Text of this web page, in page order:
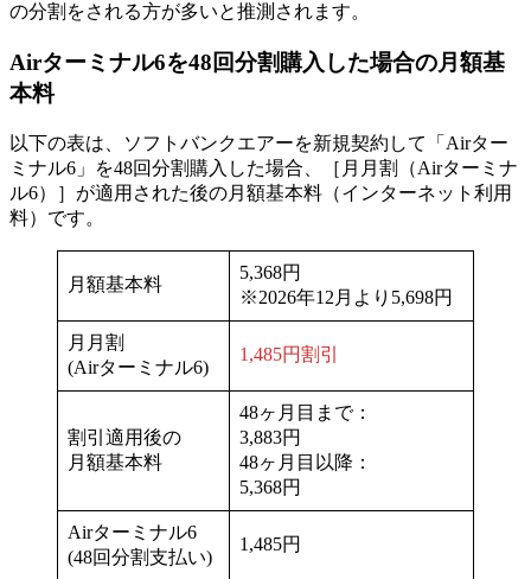
の分割をされる方が多いと推測されます。
Airターミナル6を48回分割購入した場合の月額基
本料
以下の表は、ソフトバンクエアーを新規契約して「Airター
ミナル6」を48回分割購入した場合、［月月割（Airターミナ
ル6）］が適用された後の月額基本料（インターネット利用
料）です。
月額基本料
5,368円
※2026年12月より5,698円
月月割
(Airターミナル6)
1,485円割引
割引適用後の
月額基本料
48ヶ月目まで：
3,883円
48ヶ月目以降：
5,368円
Airターミナル6
(48回分割支払い)
1,485円